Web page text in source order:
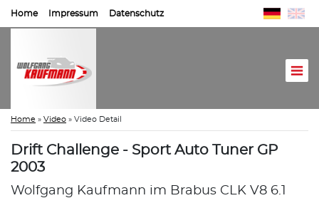
Home Impressum Datenschutz
Home » Video » Video Detail
Drift Challenge - Sport Auto Tuner GP
2003
Wolfgang Kaufmann im Brabus CLK V8 6.1